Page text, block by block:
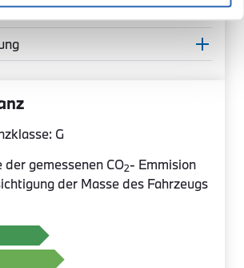
G
gemessenen CO2- Emmision
der Masse des Fahrzeugs